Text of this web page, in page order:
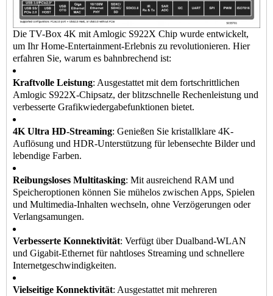
Die TV-Box 4K mit Amlogic S922X Chip wurde entwickelt,
um Ihr Home-Entertainment-Erlebnis zu revolutionieren. Hier
erfahren Sie, warum es bahnbrechend ist:
Kraftvolle Leistung: Ausgestattet mit dem fortschrittlichen
Amlogic S922X-Chipsatz, der blitzschnelle Rechenleistung und
verbesserte Grafikwiedergabefunktionen bietet.
4K Ultra HD-Streaming: Genießen Sie kristallklare 4K-
Auflösung und HDR-Unterstützung für lebensechte Bilder und
lebendige Farben.
Reibungsloses Multitasking: Mit ausreichend RAM und
Speicheroptionen können Sie mühelos zwischen Apps, Spielen
und Multimedia-Inhalten wechseln, ohne Verzögerungen oder
Verlangsamungen.
Verbesserte Konnektivität: Verfügt über Dualband-WLAN
und Gigabit-Ethernet für nahtloses Streaming und schnellere
Internetgeschwindigkeiten.
Vielseitige Konnektivität: Ausgestattet mit mehreren